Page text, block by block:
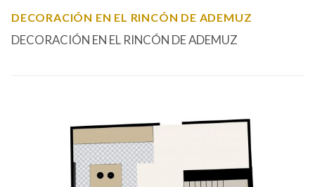
QUÉ HACEMOS
DECORACIÓN EN EL RINCÓN DE ADEMUZ
DECORACIÓN EN EL RINCÓN DE ADEMUZ